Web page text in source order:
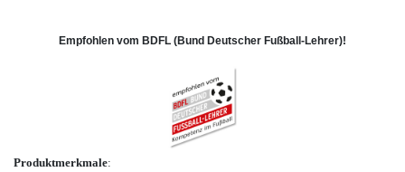
Empfohlen vom BDFL (Bund Deutscher Fußball-Lehrer)!
Produktmerkmale: